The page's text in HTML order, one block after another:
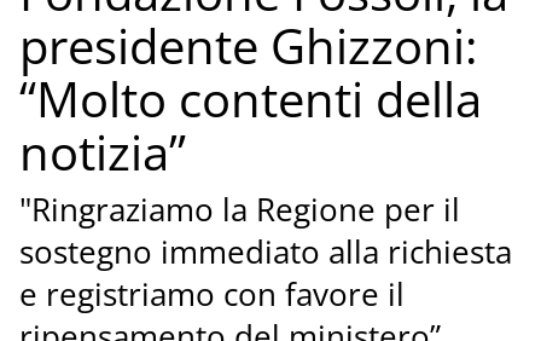
presidente Ghizzoni:
“Molto contenti della
notizia”
"Ringraziamo la Regione per il
sostegno immediato alla richiesta
e registriamo con favore il